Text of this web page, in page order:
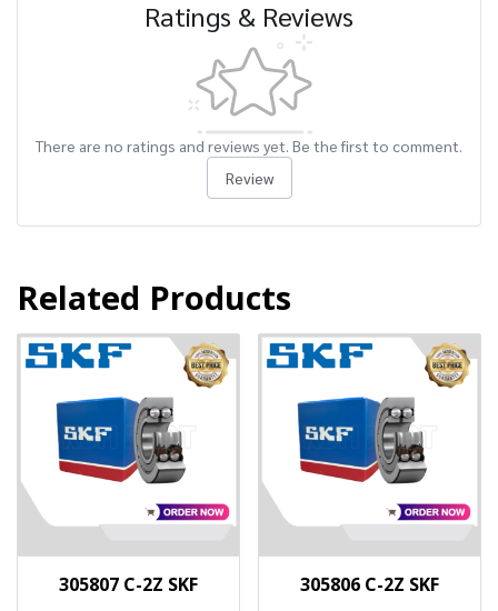
Ratings & Reviews
There are no ratings and reviews yet. Be the first to comment.
Review
Related Products
305807 C-2Z SKF 305806 C-2Z SKF